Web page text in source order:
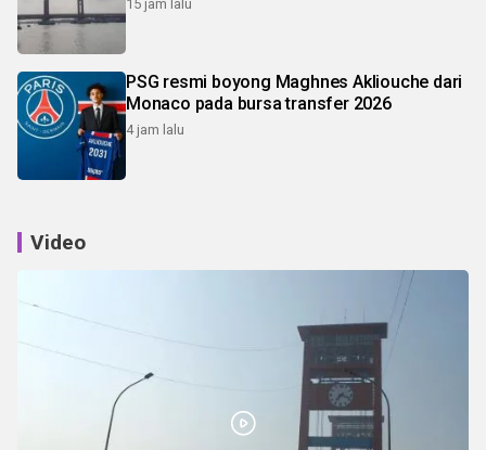
15 jam lalu
PSG resmi boyong Maghnes Akliouche dari
Monaco pada bursa transfer 2026
4 jam lalu
Video